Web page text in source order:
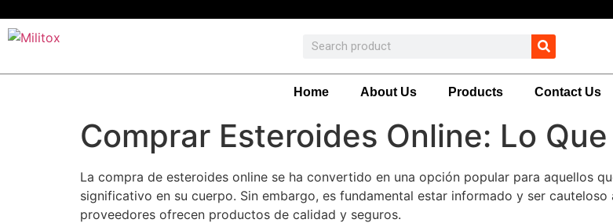
Home About Us Products Contact Us
Comprar Esteroides Online: Lo
La compra de esteroides online se ha convertido en una opción popular para aquellos
significativo en su cuerpo. Sin embargo, es fundamental estar informado y ser
proveedores ofrecen productos de calidad y seguros.